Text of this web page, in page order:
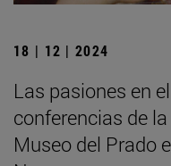
18 | 12 | 2024
Las pasiones en
conferencias de
Museo del Prado